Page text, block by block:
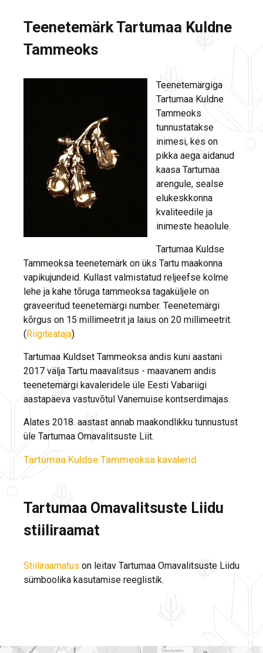
Teenetemärk Tartumaa Kuldne
Tammeoks
Teenetemärgiga
Tartumaa Kuldne
Tammeoks
tunnustatakse
inimesi, kes on
pikka aega aidanud
kaasa Tartumaa
arengule, sealse
elukeskkonna
kvaliteedile ja
inimeste heaolule.
Tartumaa Kuldse
Tammeoksa teenetemärk on üks Tartu maakonna
vapikujundeid. Kullast valmistatud reljeefse kolme
lehe ja kahe tõruga tammeoksa tagaküljele on
graveeritud teenetemärgi number. Teenetemärgi
kõrgus on 15 millimeetrit ja laius on 20 millimeetrit.
(Riigiteataja)
Tartumaa Kuldset Tammeoksa andis kuni aastani
2017 välja Tartu maavalitsus - maavanem andis
teenetemärgi kavaleridele üle Eesti Vabariigi
aastapäeva vastuvõtul Vanemuise kontserdimajas.
Alates 2018. aastast annab maakondlikku tunnustust
üle Tartumaa Omavalitsuste Liit.
Tartumaa Kuldse Tammeoksa kavalerid
Tartumaa Omavalitsuste Liidu
stiiliraamat
Stiiliraamatus on leitav Tartumaa Omavalitsuste Liidu
sümboolika kasutamise reeglistik.